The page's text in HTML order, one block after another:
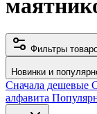
Фильтры
Новинки и
Сначала дешевые
алфавита